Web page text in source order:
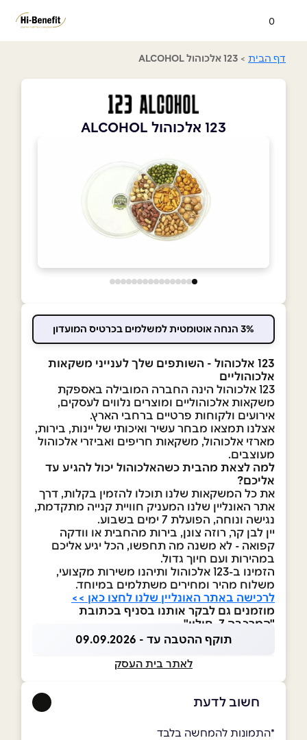
0
דף הבית > 123 אלכוהול ALCOHOL
123 אלכוהול ALCOHOL
3% הנחה אוטומטית למשלמים בכרטיס המועדון
123 אלכוהול - השותפים שלך לענייני משקאות
אלכוהוליים
123 אלכוהול הינה החברה המובילה באספקת
משקאות אלכוהוליים ומוצרים נלווים לעסקים,
אירועים ולקוחות פרטיים ברחבי הארץ.
אצלנו תמצאו מבחר עשיר ואיכותי של יינות, בירות,
מארזי אלכוהול, משקאות חריפים ואביזרי אלכוהול
מעוצבים.
למה לצאת מהבית כשהאלכוהול יכול להגיע עד
אליכם?
את כל המשקאות שלנו תוכלו להזמין בקלות, דרך
אתר האונליין שלנו המעניק חוויית קנייה מתקדמת,
נגישה ונוחה, הפועלת 7 ימים בשבוע.
יין לבן קר, רוזה צונן, בירות מהחבית או וודקה
קפואה - לא משנה מה תחפשו, הכל יגיע אליכם
במהירות ועם חיוך גדול.
הזמינו ב-123 אלכוהול ותיהנו משירות מקצועי,
משלוח מהיר ומחירים משתלמים במיוחד.
לרכישה באתר האונליין שלנו לחצו כאן >>
מוזמנים גם לבקר אותנו בסניף בכתובת
"המרכבה 7, חולון"
תוקף ההטבה עד - 09.09.2026
לאתר בית העסק
חשוב לדעת
ָ*התמונות להמחשה בלבד